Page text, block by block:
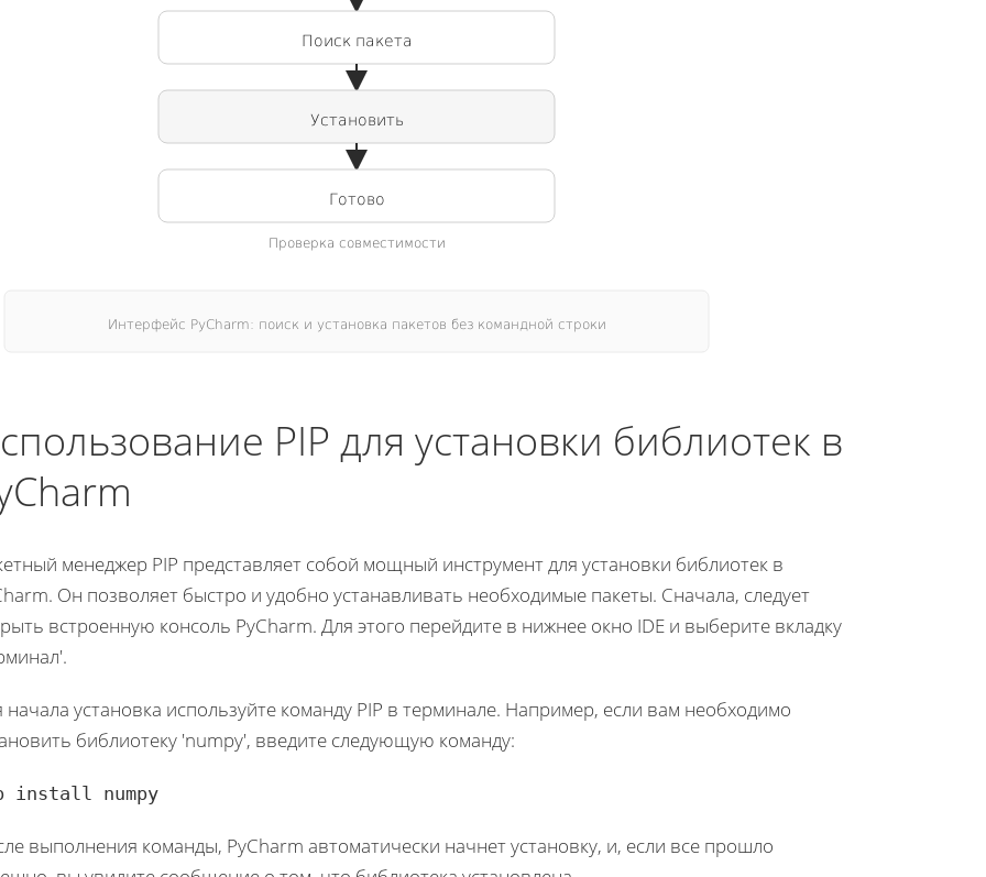
Поиск пакета
Установить
Готово
Проверка совместимости
Интерфейс PyCharm: поиск и установка пакетов без командной строки
PIP для установки библиотек в
менеджер PIP представляет собой мощный инструмент для установки библиотек в
Он позволяет быстро и удобно устанавливать необходимые пакеты. Сначала, следует
встроенную консоль PyCharm. Для этого перейдите в нижнее окно IDE и выберите вкладку
начала установка используйте команду PIP в терминале. Например, если вам необходимо
библиотеку 'numpy', введите следующую команду:
install numpy
выполнения команды, PyCharm автоматически начнет установку, и, если все прошло